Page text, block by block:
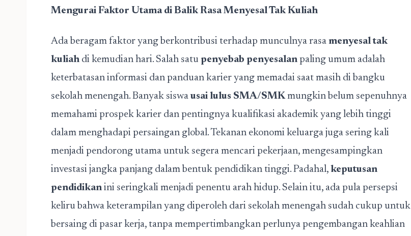
Mengurai Faktor Utama di Balik Rasa Menyesal Tak Kuliah
Ada beragam faktor yang berkontribusi terhadap munculnya rasa menyesal tak
kuliah di kemudian hari. Salah satu penyebab penyesalan paling umum adalah
keterbatasan informasi dan panduan karier yang memadai saat masih di bangku
sekolah menengah. Banyak siswausai lulus SMA/SMKmungkin belum sepenuhnya
memahami prospek karier dan pentingnya kualifikasi akademik yang lebih tinggi
dalam menghadapi persaingan global. Tekanan ekonomi keluarga juga sering kali
menjadi pendorong utama untuk segera mencari pekerjaan, mengesampingkan
investasi jangka panjang dalam bentuk pendidikan tinggi. Padahal, keputusan
pendidikan ini seringkali menjadi penentu arah hidup. Selain itu, ada pula persepsi
keliru bahwa keterampilan yang diperoleh dari sekolah menengah sudah cukup untuk
bersaing di pasar kerja, tanpa mempertimbangkan perlunya pengembangan keahlian